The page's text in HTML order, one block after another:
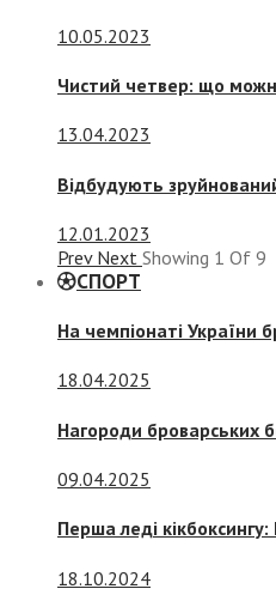
10.05.2023
Чистий четвер: що
13.04.2023
Відбудують
12.01.2023
Prev Next Showing 1 Of 9
СПОРТ
На чемпіонаті України
18.04.2025
Нагороди броварських
09.04.2025
Перша леді
18.10.2024